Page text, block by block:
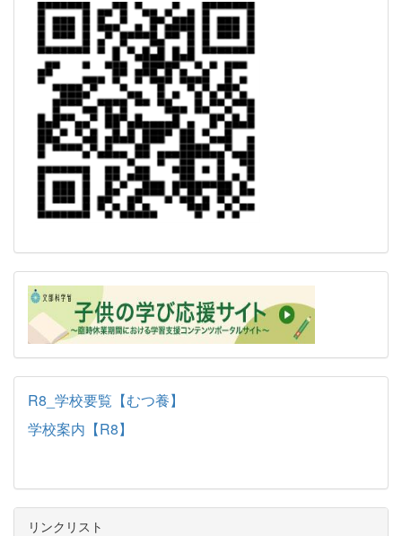
R8_学校要覧【むつ養】
学校案内【R8】
リンクリスト